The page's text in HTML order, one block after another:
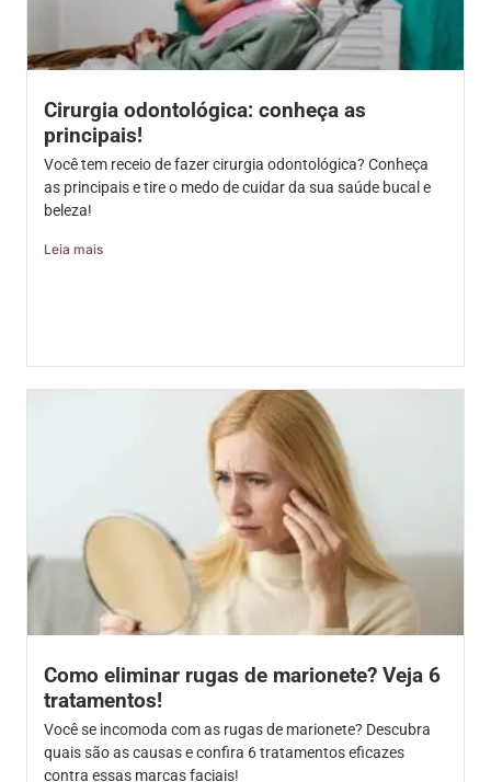
Cirurgia odontológica: conheça as
principais!
Você tem receio de fazer cirurgia odontológica? Conheça
as principais e tire o medo de cuidar da sua saúde bucal e
beleza!
Leia mais
Como eliminar rugas de marionete? Veja 6
tratamentos!
Você se incomoda com as rugas de marionete? Descubra
quais são as causas e confira 6 tratamentos eficazes
contra essas marcas faciais!